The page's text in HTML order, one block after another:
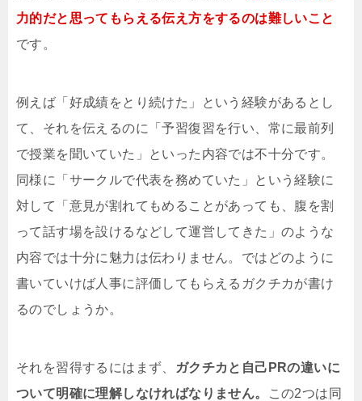
力的だと思ってもらえる伝え方をするのは難しいこと
です。
例えば「好成績をとり続けた」という経験があるとし
て、それを伝えるのに
「予習復習を行い、常に最前列
で授業を聞いていた」といった内容では不十分です。
同様に「サークルで代表を務めていた」という経験に
対して
「意見が割れてもめることがあっても、腹を割
って話す場を設けるなどして運営してきた」のような
内容では十分に魅力は伝わりません。ではどのように
書いていけば人事に評価してもらえるガクチカが書け
るのでしょうか。
それを習得するにはまず、
ガクチカと自己PRの違いに
ついて明確に理解しなければなりません。
この2つは同